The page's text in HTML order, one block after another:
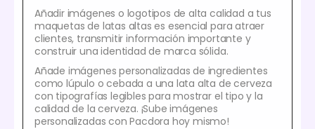
Añadir imágenes o logotipos de alta calidad a tus
maquetas de latas altas es esencial para atraer
clientes, transmitir información importante y
construir una identidad de marca sólida.
Añade imágenes personalizadas de ingredientes
como lúpulo o cebada a una lata alta de cerveza
con tipografías legibles para mostrar el tipo y la
calidad de la cerveza. ¡Sube imágenes
personalizadas con Pacdora hoy mismo!